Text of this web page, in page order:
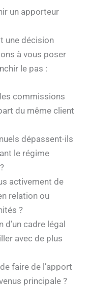
un apporteur
une décision
à vous poser
le pas :
commissions
du même client
dépassent-ils
le régime
activement de
relation ou
?
d’un cadre légal
avec de plus
faire de l’apport
principale ?